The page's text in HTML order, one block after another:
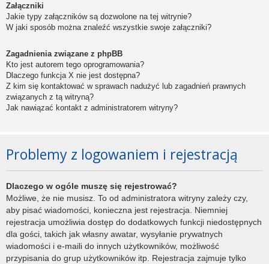
Załączniki
Jakie typy załączników są dozwolone na tej witrynie?
W jaki sposób można znaleźć wszystkie swoje załączniki?
Zagadnienia związane z phpBB
Kto jest autorem tego oprogramowania?
Dlaczego funkcja X nie jest dostępna?
Z kim się kontaktować w sprawach nadużyć lub zagadnień prawnych
związanych z tą witryną?
Jak nawiązać kontakt z administratorem witryny?
Problemy z logowaniem i rejestracją
Dlaczego w ogóle muszę się rejestrować?
Możliwe, że nie musisz. To od administratora witryny zależy czy,
aby pisać wiadomości, konieczna jest rejestracja. Niemniej
rejestracja umożliwia dostęp do dodatkowych funkcji niedostępnych
dla gości, takich jak własny awatar, wysyłanie prywatnych
wiadomości i e-maili do innych użytkowników, możliwość
przypisania do grup użytkowników itp. Rejestracja zajmuje tylko